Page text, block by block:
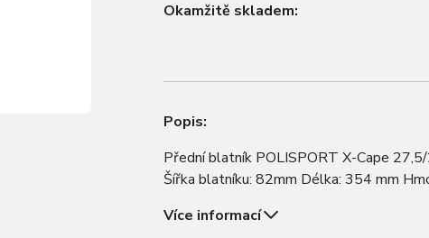
Okamžitě skladem:
Popis:
Přední blatník POLISPORT X-Cape
Šířka blatníku: 82mm Délka: 354 mm
Více informací